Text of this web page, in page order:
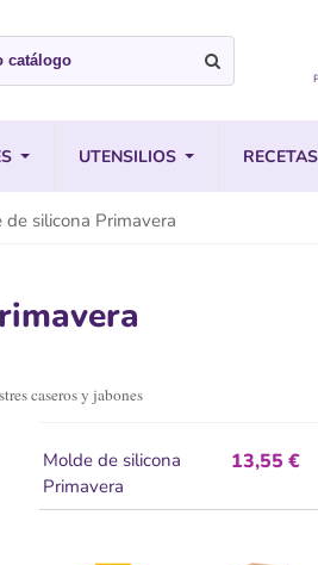
UTENSILIOS RECETAS
de silicona Primavera
caseros y jabones
Molde de silicona
Primavera
13,55 €